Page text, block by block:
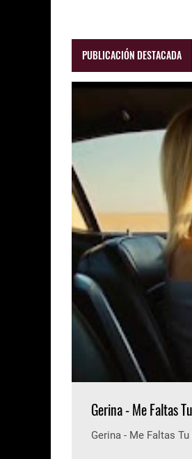
PUBLICACIÓN DESTACADA
Gerina - Me Faltas Tu
Gerina - Me Faltas